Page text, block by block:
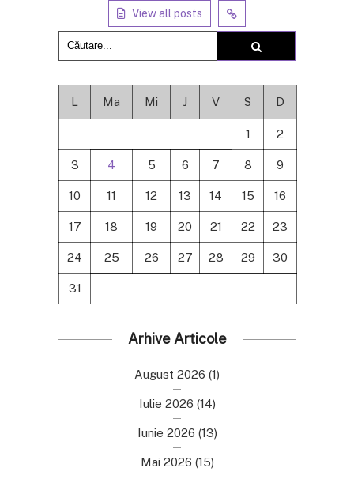
View all posts
L Ma Mi J V S D
1 2
3 4 5 6 7 8 9
10 11 12 13 14 15 16
17 18 19 20 21 22 23
24 25 26 27 28 29 30
31
Arhive Articole
August 2026 (1)
Iulie 2026 (14)
Iunie 2026 (13)
Mai 2026 (15)